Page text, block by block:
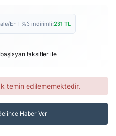
EFT %3 indirimli:231 TL
taksitler ile
temin edilememektedir.
Haber Ver